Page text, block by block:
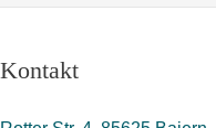
Kontakt